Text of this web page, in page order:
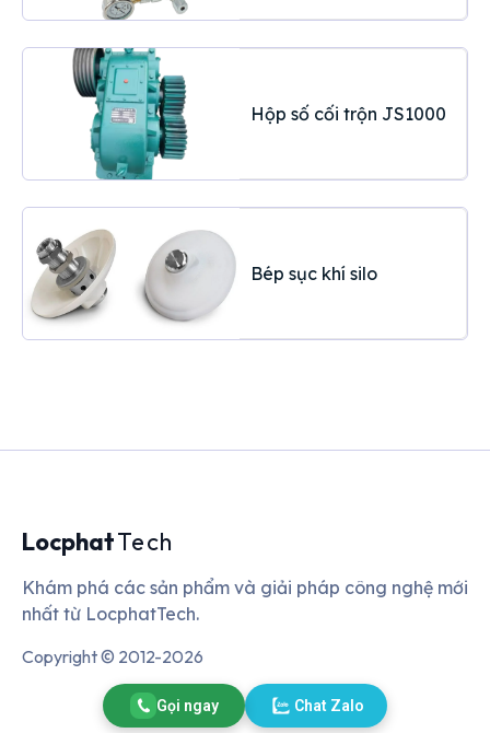
Hộp số cối trộn JS1000
Bép sục khí silo
LocphatTech
Khám phá các sản phẩm và giải pháp công nghệ mới
nhất từ LocphatTech.
Copyright © 2012-2026
Gọi ngay Chat Zalo